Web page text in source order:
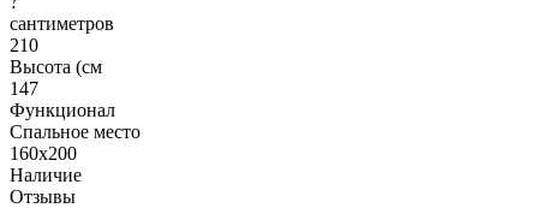
сантиметров
210
Высота (см
147
Функционал
Спальное место
160x200
Наличие
Отзывы